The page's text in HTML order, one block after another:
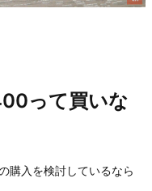
って買いな
購入を検討しているなら